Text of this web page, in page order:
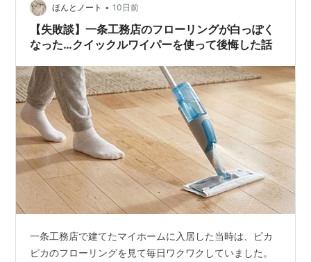
ほんとノート • 10日前
【失敗談】一条工務店のフローリングが白っぽく
なった…クイックルワイパーを使って後悔した話
一条工務店で建てたマイホームに入居した当時は、ピカ
ピカのフローリングを見て毎日ワクワクしていました。